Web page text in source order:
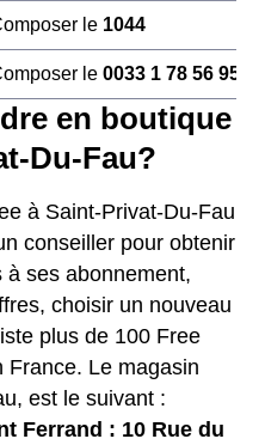
le 1044
le 0033 1 78 56 95 60
en boutique
Du-Fau?
à Saint-Privat-Du-Fau
conseiller pour obtenir
ses abonnement,
choisir un nouveau
plus de 100 Free
France. Le magasin
est le suivant :
Ferrand : 10 Rue du